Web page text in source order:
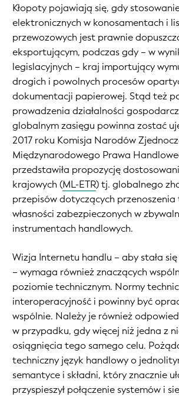
Kłopoty pojawiają się, gdy
elektronicznych w konosamentach i
przewozowych jest prawnie
eksportującym, podczas gdy – w
legislacyjnych – kraj importujący
drogich i powolnych procesów
dokumentacji papierowej. Stąd też
prowadzenia działalności
globalnym zasięgu powinna zostać
2017 roku Komisja Narodów
Międzynarodowego Prawa
przedstawiła propozycję
krajowych (ML-ETR) tj. globalnego
przepisów dotyczących przenoszenia
własności zabezpieczonych w
instrumentach handlowych.
Wizja Internetu handlu – aby stała
– wymaga również znaczących
poziomie technicznym. Normy
interoperacyjność i powinny być
wspólnie. Należy je również
w przypadku, gdy więcej niż jedna z
osiągnięcia tego samego celu.
techniczny język handlowy o
semantyce i składni, który znacznie
przyspieszył połączenie systemów i